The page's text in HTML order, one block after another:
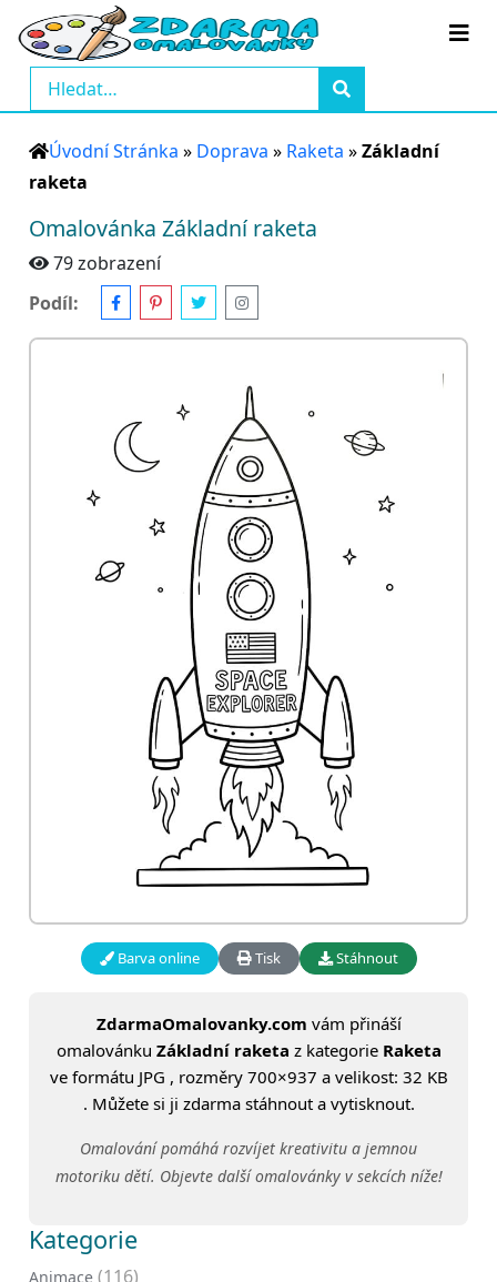
Úvodní Stránka » Doprava » Raketa »Základní
raketa
Omalovánka Základní raketa
79 zobrazení
Podíl:
Barva online Tisk Stáhnout
ZdarmaOmalovanky.com vám přináší
omalovánku Základní raketa z kategorie Raketa
ve formátu JPG , rozměry 700×937 a velikost: 32 KB
. Můžete si ji zdarma stáhnout a vytisknout.
Omalování pomáhá rozvíjet kreativitu a jemnou
motoriku dětí. Objevte další omalovánky v sekcích níže!
Kategorie
Animace (116)